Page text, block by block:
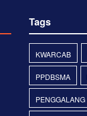
Tags
KWARCAB
PPDBSMA
PENGGALANG